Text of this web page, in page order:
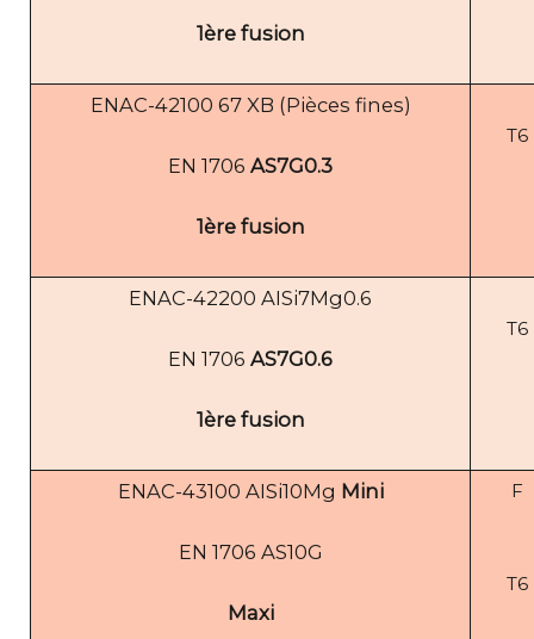
1ère fusion
ENAC-42100 67 XB (Pièces fines)
EN 1706 AS7G0.3
1ère fusion
T6
ENAC-42200 AISi7Mg0.6
EN 1706 AS7G0.6
1ère fusion
T6
ENAC-43100 AISi10Mg Mini
EN 1706 AS10G
Maxi
F
T6